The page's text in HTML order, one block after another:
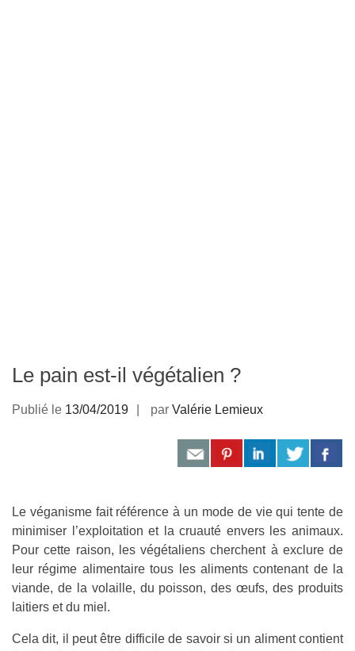
Le pain est-il végétalien ?
Publié le 13/04/2019 par Valérie Lemieux
Le véganisme fait référence à un mode de vie qui tente de
minimiser l’exploitation et la cruauté envers les animaux.
Pour cette raison, les végétaliens cherchent à exclure de
leur régime alimentaire tous les aliments contenant de la
viande, de la volaille, du poisson, des œufs, des produits
laitiers et du miel.
Cela dit, il peut être difficile de savoir si un aliment contient